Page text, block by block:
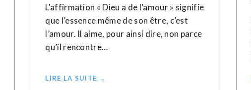
L'affirmation « Dieu a de l’amour » signifie
que l’essence même de son être, c’est
l’amour. Il aime, pour ainsi dire, non parce
qu’il rencontre…
LIRE LA SUITE →